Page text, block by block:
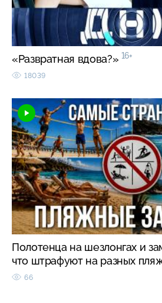
«Развратная вдова?» 16+
18039
Полотенца на шезлонгах и
что штрафуют на разных
66